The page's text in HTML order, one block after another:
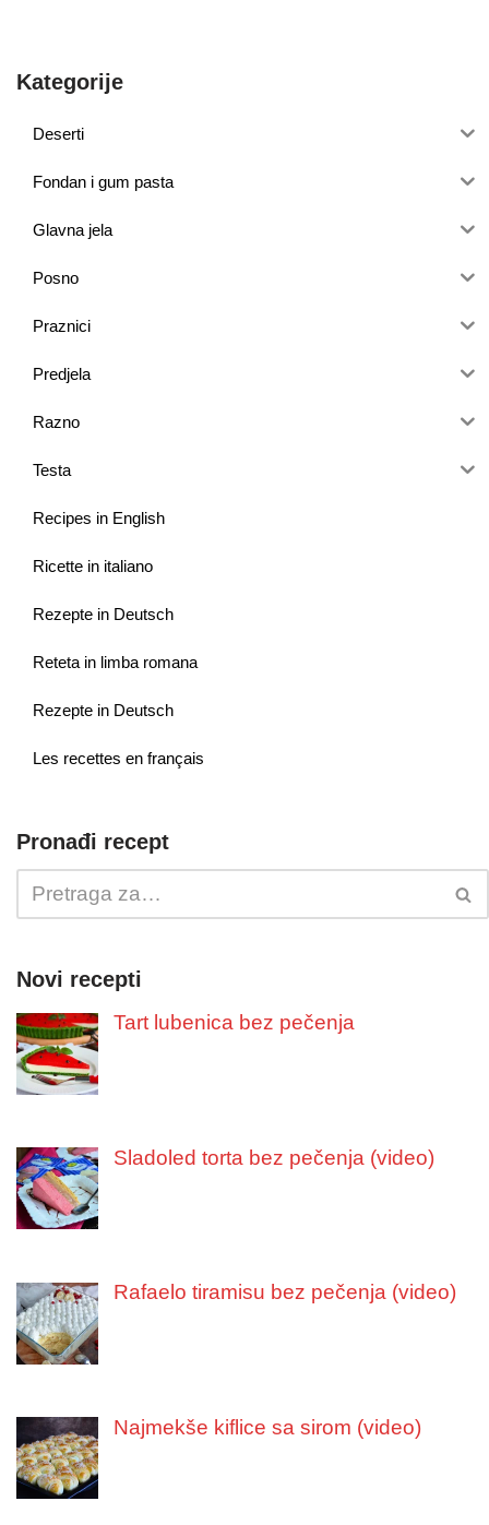
Kategorije
Deserti
Fondan i gum pasta
Glavna jela
Posno
Praznici
Predjela
Razno
Testa
Recipes in English
Ricette in italiano
Rezepte in Deutsch
Reteta in limba romana
Rezepte in Deutsch
Les recettes en français
Pronađi recept
Novi recepti
Tart lubenica bez pečenja
Sladoled torta bez pečenja (video)
Rafaelo tiramisu bez pečenja (video)
Najmekše kiflice sa sirom (video)